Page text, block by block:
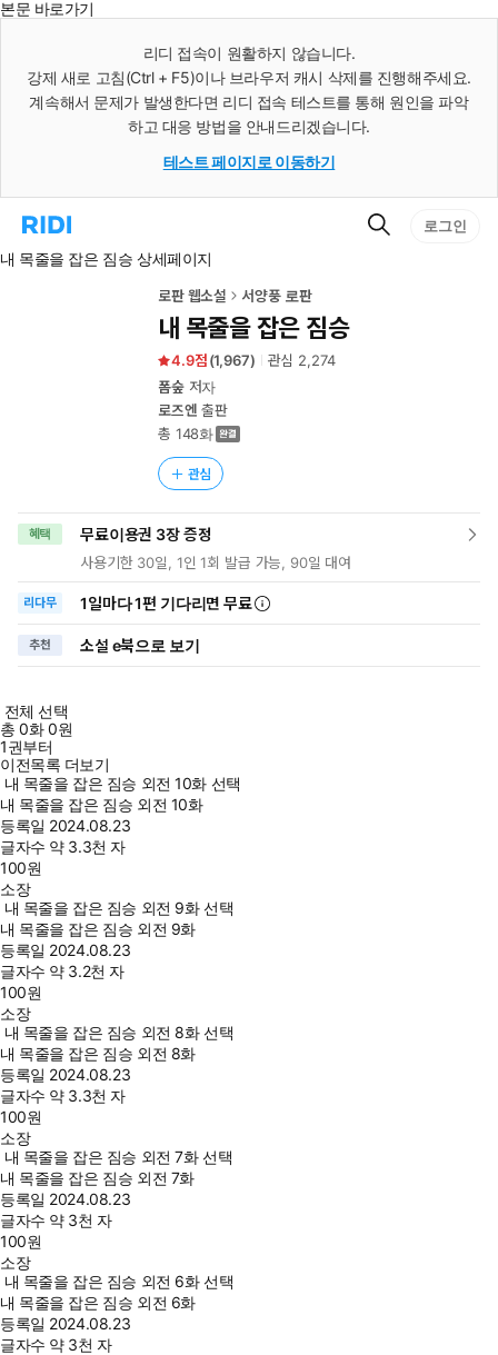
본문 바로가기
리디 접속이 원활하지 않습니다.
강제 새로 고침(Ctrl + F5)이나 브라우저 캐시 삭제를 진행해주세요.
계속해서 문제가 발생한다면 리디 접속 테스트를 통해 원인을 파악
하고 대응 방법을 안내드리겠습니다.
테스트 페이지로 이동하기
리
홈
검
로그인
내 목줄을 잡은 짐승 상세페이지
로판 웹소설 서양풍 로판
내 목줄을 잡은 짐승
4.9 (1,967) 관심 2,274
폼숲저자
로즈엔 출판
총 148화
관심
혜택 무료이용권 3장 증정
사용기한 30일, 1인 1회 발급 가능, 90일 대여
리다무 1일마다1편 기다리면 무료
추천 소설 e북으로 보기
전체 선택
총0화0원
1권부터
이전목록 더보기
내 목줄을 잡은 짐승 외전 10화 선택
내 목줄을 잡은 짐승 외전 10화
등록일 2024.08.23
글자수 약 3.3천 자
100원
소장
내 목줄을 잡은 짐승 외전 9화 선택
내 목줄을 잡은 짐승 외전 9화
등록일 2024.08.23
글자수 약 3.2천 자
100원
소장
내 목줄을 잡은 짐승 외전 8화 선택
내 목줄을 잡은 짐승 외전 8화
등록일 2024.08.23
글자수 약 3.3천 자
100원
소장
내 목줄을 잡은 짐승 외전 7화 선택
내 목줄을 잡은 짐승 외전 7화
등록일 2024.08.23
글자수 약 3천 자
100원
소장
내 목줄을 잡은 짐승 외전 6화 선택
내 목줄을 잡은 짐승 외전 6화
등록일 2024.08.23
글자수 약 3천 자